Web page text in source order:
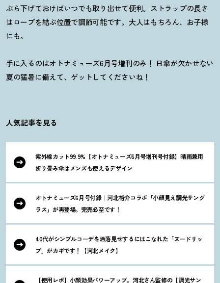
ぶら下げておけばいつでも取り出せて便利。ストラップの長さ
はロープを結ぶ位置で調節可能です。大人はもちろん、お子様
にも。
手に入るのはオトナミューズ6月号増刊のみ ！ 日傘が欠かせない
夏の猛暑に備えて、ゲットしてくださいね ！
人気記事を見る
紫外線カット99.9%【オトナミューズ6月号増刊号付録】晴雨兼用
折り畳み傘はメンズも使えるデザイン
オトナミューズ6月号付録｜河北裕介コラボ「小顔見え調光サング
ラス」が再登場。完売必至です ！
40代がシンプルコーデを洒落見せするにはこなれた「ヌードリッ
プ」がカギです ！ 【河北メイク】
【使用レポ】小顔効果パワーアップ。河北さん監修の【調光サン